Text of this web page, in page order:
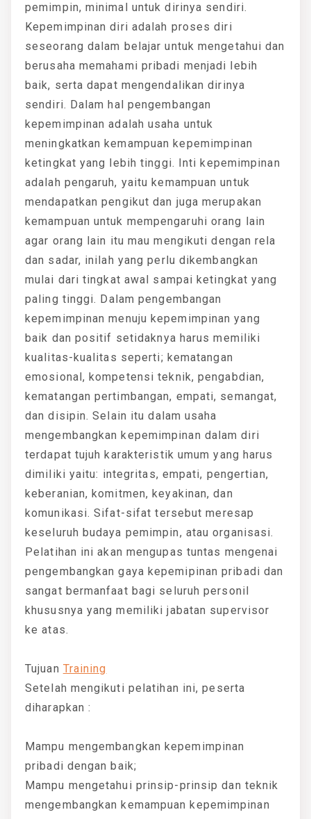
pemimpin, minimal untuk dirinya sendiri.
Kepemimpinan diri adalah proses diri
seseorang dalam belajar untuk mengetahui dan
berusaha memahami pribadi menjadi lebih
baik, serta dapat mengendalikan dirinya
sendiri. Dalam hal pengembangan
kepemimpinan adalah usaha untuk
meningkatkan kemampuan kepemimpinan
ketingkat yang lebih tinggi. Inti kepemimpinan
adalah pengaruh, yaitu kemampuan untuk
mendapatkan pengikut dan juga merupakan
kemampuan untuk mempengaruhi orang lain
agar orang lain itu mau mengikuti dengan rela
dan sadar, inilah yang perlu dikembangkan
mulai dari tingkat awal sampai ketingkat yang
paling tinggi. Dalam pengembangan
kepemimpinan menuju kepemimpinan yang
baik dan positif setidaknya harus memiliki
kualitas-kualitas seperti; kematangan
emosional, kompetensi teknik, pengabdian,
kematangan pertimbangan, empati, semangat,
dan disipin. Selain itu dalam usaha
mengembangkan kepemimpinan dalam diri
terdapat tujuh karakteristik umum yang harus
dimiliki yaitu: integritas, empati, pengertian,
keberanian, komitmen, keyakinan, dan
komunikasi. Sifat-sifat tersebut meresap
keseluruh budaya pemimpin, atau organisasi.
Pelatihan ini akan mengupas tuntas mengenai
pengembangkan gaya kepemipinan pribadi dan
sangat bermanfaat bagi seluruh personil
khususnya yang memiliki jabatan supervisor
ke atas.
Tujuan Training
Setelah mengikuti pelatihan ini, peserta
diharapkan :
Mampu mengembangkan kepemimpinan
pribadi dengan baik;
Mampu mengetahui prinsip-prinsip dan teknik
mengembangkan kemampuan kepemimpinan